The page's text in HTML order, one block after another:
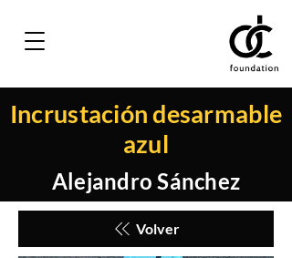
Incrustación desarmable
azul
Alejandro Sánchez
Volver